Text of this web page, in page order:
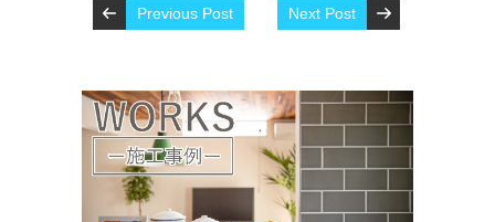
Previous Post Next Post